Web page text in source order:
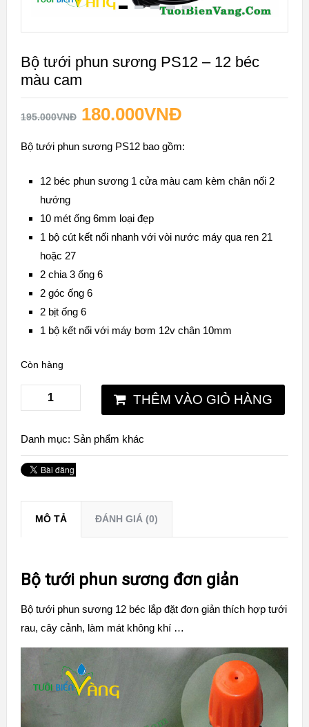
Bộ tưới phun sương PS12 – 12 béc
màu cam
195.000VNĐ 180.000VNĐ
Bộ tưới phun sương PS12 bao gồm:
12 béc phun sương 1 cửa màu cam kèm chân nối 2
hướng
10 mét ống 6mm loại đẹp
1 bộ cút kết nối nhanh với vòi nước máy qua ren 21
hoặc 27
2 chia 3 ống 6
2 góc ống 6
2 bịt ống 6
1 bộ kết nối với máy bơm 12v chân 10mm
Còn hàng
THÊM VÀO GIỎ HÀNG
Danh mục: Sản phẩm khác
MÔ TẢ ĐÁNH GIÁ (0)
Bộ tưới phun sương đơn giản
Bộ tưới phun sương 12 béc lắp đặt đơn giản thích hợp tưới
rau, cây cảnh, làm mát không khí …